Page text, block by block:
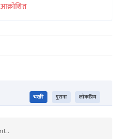
आक्रोशित
भर्खरै पुराना लोकप्रिय